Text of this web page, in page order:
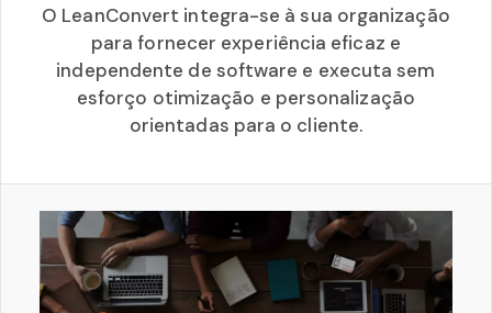
O LeanConvert integra-se à sua organização
para fornecer experiência eficaz e
independente de software e executa sem
esforço otimização e personalização
orientadas para o cliente.